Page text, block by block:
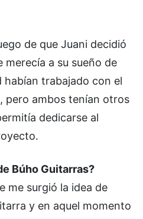
de que Juani decidió
merecía a su sueño de
trabajado con el
pero ambos tenían otros
dedicarse al
Búho Guitarras?
me surgió la idea de
y en aquel momento